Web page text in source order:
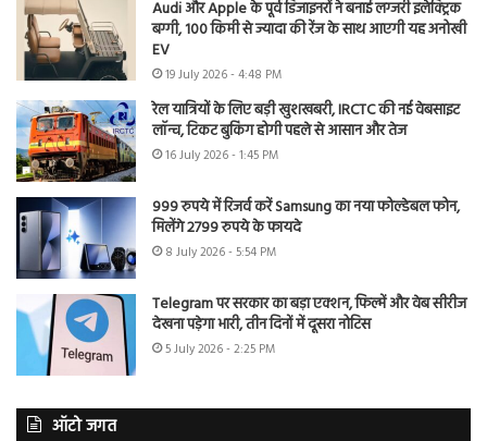
Audi और Apple के पूर्व डिजाइनरों ने बनाई लग्जरी इलेक्ट्रिक
बग्गी, 100 किमी से ज्यादा की रेंज के साथ आएगी यह अनोखी
EV
19 July 2026 - 4:48 PM
रेल यात्रियों के लिए बड़ी खुशखबरी, IRCTC की नई वेबसाइट
लॉन्च, टिकट बुकिंग होगी पहले से आसान और तेज
16 July 2026 - 1:45 PM
999 रुपये में रिजर्व करें Samsung का नया फोल्डेबल फोन,
मिलेंगे 2799 रुपये के फायदे
8 July 2026 - 5:54 PM
Telegram पर सरकार का बड़ा एक्शन, फिल्में और वेब सीरीज
देखना पड़ेगा भारी, तीन दिनों में दूसरा नोटिस
5 July 2026 - 2:25 PM
ऑटो जगत